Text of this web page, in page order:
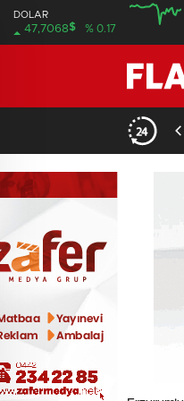
DOLAR
47,7068$ % 0.17